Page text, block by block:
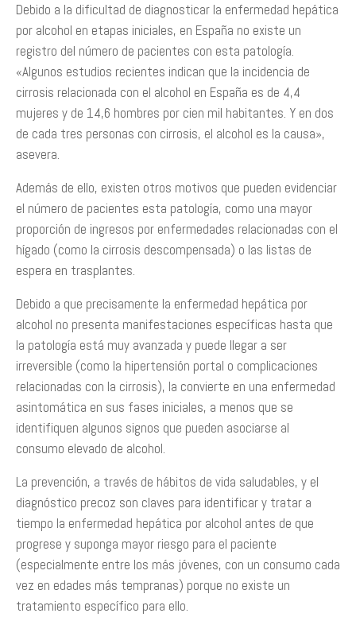
Debido a la dificultad de diagnosticar la enfermedad hepática
por alcohol en etapas iniciales, en España no existe un
registro del número de pacientes con esta patología.
«Algunos estudios recientes indican que la incidencia de
cirrosis relacionada con el alcohol en España es de 4,4
mujeres y de 14,6 hombres por cien mil habitantes. Y en dos
de cada tres personas con cirrosis, el alcohol es la causa»,
asevera.
Además de ello, existen otros motivos que pueden evidenciar
el número de pacientes esta patología, como una mayor
proporción de ingresos por enfermedades relacionadas con el
hígado (como la cirrosis descompensada) o las listas de
espera en trasplantes.
Debido a que precisamente la enfermedad hepática por
alcohol no presenta manifestaciones específicas hasta que
la patología está muy avanzada y puede llegar a ser
irreversible (como la hipertensión portal o complicaciones
relacionadas con la cirrosis), la convierte en una enfermedad
asintomática en sus fases iniciales, a menos que se
identifiquen algunos signos que pueden asociarse al
consumo elevado de alcohol.
La prevención, a través de hábitos de vida saludables, y el
diagnóstico precoz son claves para identificar y tratar a
tiempo la enfermedad hepática por alcohol antes de que
progrese y suponga mayor riesgo para el paciente
(especialmente entre los más jóvenes, con un consumo cada
vez en edades más tempranas) porque no existe un
tratamiento específico para ello.